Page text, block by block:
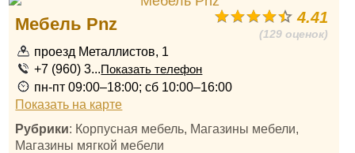
4.41
(129 оценок)
Мебель Pnz
проезд Металлистов, 1
+7 (960) 3...Показать телефон
пн-пт 09:00–18:00; сб 10:00–16:00
Показать на карте
Рубрики: Корпусная мебель, Магазины мебели,
Магазины мягкой мебели